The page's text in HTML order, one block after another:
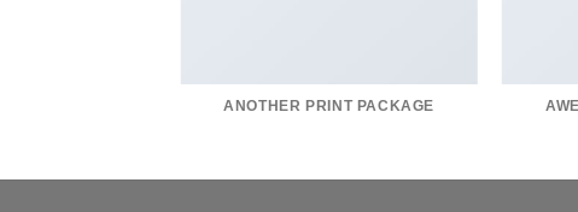
ANOTHER PRINT PACKAGE